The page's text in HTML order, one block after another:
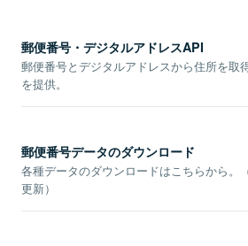
郵便番号・デジタルアドレスAPI
郵便番号とデジタルアドレスから住所を取
を提供。
郵便番号データのダウンロード
各種データのダウンロードはこちらから。
更新）